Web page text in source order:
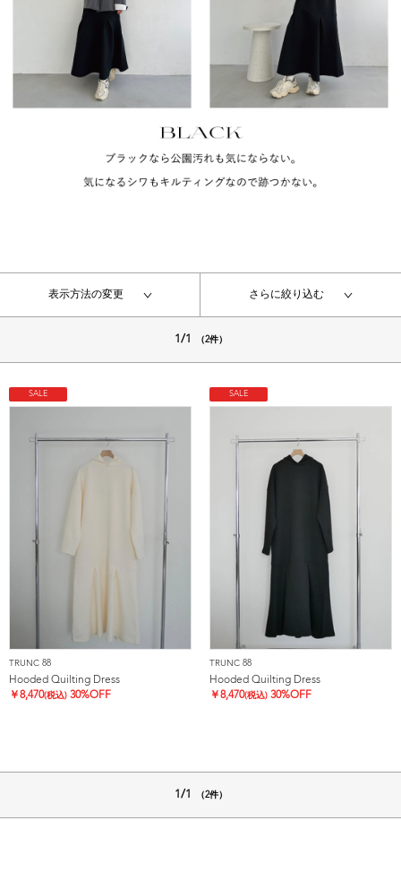
表示方法の変更 さらに絞り込む
1/1 （2件）
SALE
TRUNC 88
Hooded Quilting Dress
￥8,470(税込) 30%OFF
SALE
TRUNC 88
Hooded Quilting Dress
￥8,470(税込) 30%OFF
1/1 （2件）